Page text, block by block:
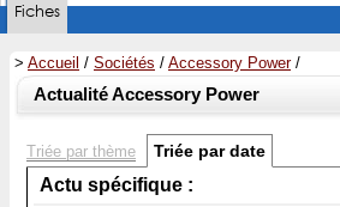
Fiches
> Accueil / Sociétés / Accessory Power/
Actualité Accessory Power
Triée par thème Triée par date
Actu spécifique :